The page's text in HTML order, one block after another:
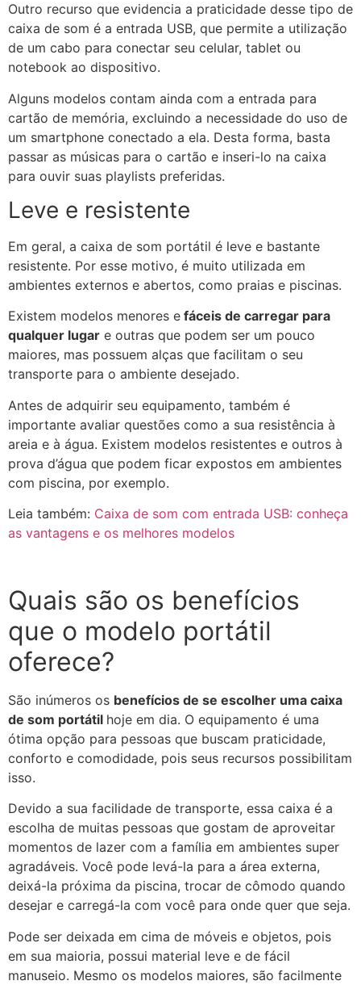
Outro recurso que evidencia a praticidade desse tipo de
caixa de som é a entrada USB, que permite a utilização
de um cabo para conectar seu celular, tablet ou
notebook ao dispositivo.
Alguns modelos contam ainda com a entrada para
cartão de memória, excluindo a necessidade do uso de
um smartphone conectado a ela. Desta forma, basta
passar as músicas para o cartão e inseri-lo na caixa
para ouvir suas playlists preferidas.
Leve e resistente
Em geral, a caixa de som portátil é leve e bastante
resistente. Por esse motivo, é muito utilizada em
ambientes externos e abertos, como praias e piscinas.
Existem modelos menores e fáceis de carregar para
qualquer lugar e outras que podem ser um pouco
maiores, mas possuem alças que facilitam o seu
transporte para o ambiente desejado.
Antes de adquirir seu equipamento, também é
importante avaliar questões como a sua resistência à
areia e à água. Existem modelos resistentes e outros à
prova d’água que podem ficar expostos em ambientes
com piscina, por exemplo.
Leia também: Caixa de som com entrada USB: conheça
as vantagens e os melhores modelos
Quais são os benefícios
que o modelo portátil
oferece?
São inúmeros os benefícios de se escolher uma caixa
de som portátil hoje em dia. O equipamento é uma
ótima opção para pessoas que buscam praticidade,
conforto e comodidade, pois seus recursos possibilitam
isso.
Devido a sua facilidade de transporte, essa caixa é a
escolha de muitas pessoas que gostam de aproveitar
momentos de lazer com a família em ambientes super
agradáveis. Você pode levá-la para a área externa,
deixá-la próxima da piscina, trocar de cômodo quando
desejar e carregá-la com você para onde quer que seja.
Pode ser deixada em cima de móveis e objetos, pois
em sua maioria, possui material leve e de fácil
manuseio. Mesmo os modelos maiores, são facilmente